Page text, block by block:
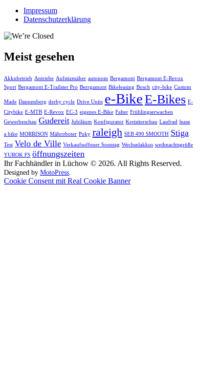
Impressum
Datenschutzerklärung
Meist gesehen
Akkubetrieb Antriebe Aufstizmäher autonom Bergamont Bergamont E-Revox
Sport Bergamont E-Trailster Pro Berrgamont Bikeleasing Bosch city-bike Custom
Made Dannenberg derby cycle Drive Units e-BikeE-Bikes E-
Citybike E-MTB E-Revox EC-3 eigenes E-Bike Falter Frühlingserwachen
Gewerbeschau Gudereit Jubiläum Konfigurator Kreistierschau Laufrad lease
a bike MORRISON Mähroboter Puky raleigh SEB 490 SMOOTH Stiga
Test Velo de Ville Verkaufsoffener Sonntag Wechselakkus weihnachtsgrüße
YUROK FS öffnungszeiten
Ihr Fachhändler in Lüchow © 2026. All Rights Reserved.
Designed by MotoPress.
Cookie Consent mit Real Cookie Banner